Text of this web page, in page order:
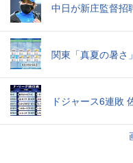
中日が新庄監督招
関東「真夏の暑さ
ドジャース6連敗